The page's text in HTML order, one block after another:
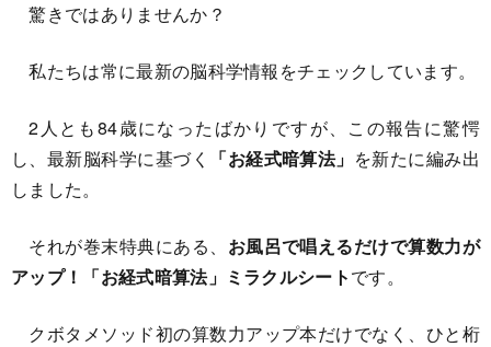
驚きではありませんか？
私たちは常に最新の脳科学情報をチェックしています。
2人とも84歳になったばかりですが、この報告に驚愕
し、最新脳科学に基づく
「お経式暗算法」 を新たに編み出
しました。
それが巻末特典にある、 お風呂で唱えるだけで算数力が
アップ！「お経式暗算法」ミラクルシートです。
クボタメソッド初の算数力アップ本だけでなく、ひと桁